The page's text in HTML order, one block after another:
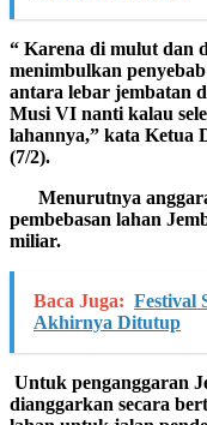
“ Karena di mulut dan
menimbulkan
antara lebar jembatan
Musi VI nanti kalau
lahannya,” kata Ketua
(7/2).
Menurutnya
pembebasan lahan
miliar.
Baca Juga: Festival
Akhirnya Ditutup
Untuk penganggaran
dianggarkan secara